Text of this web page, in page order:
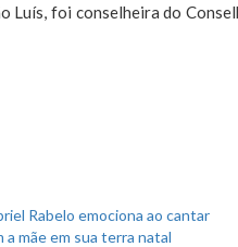
Luís, foi conselheira do
Rabelo emociona ao cantar
a mãe em sua terra natal